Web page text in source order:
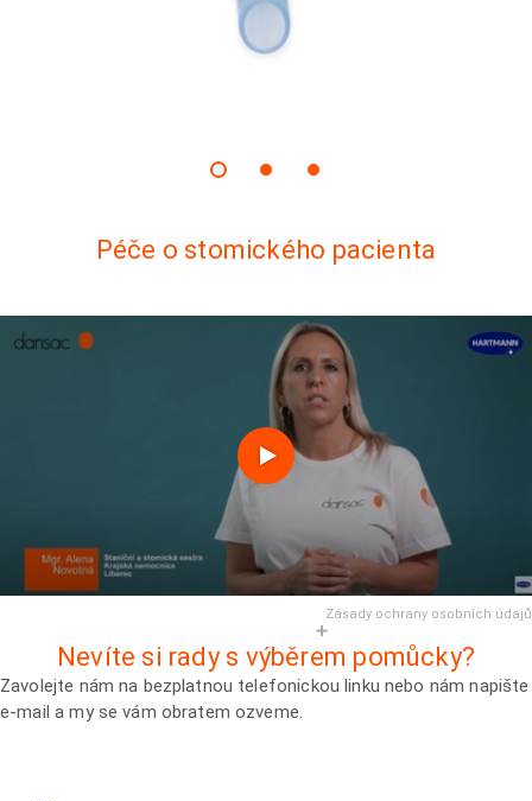
Péče o stomického pacienta
Zásady ochrany osobních údajů
Nevíte si rady s výběrem pomůcky?
Zavolejte nám na bezplatnou telefonickou linku nebo nám napište
e-mail a my se vám obratem ozveme.